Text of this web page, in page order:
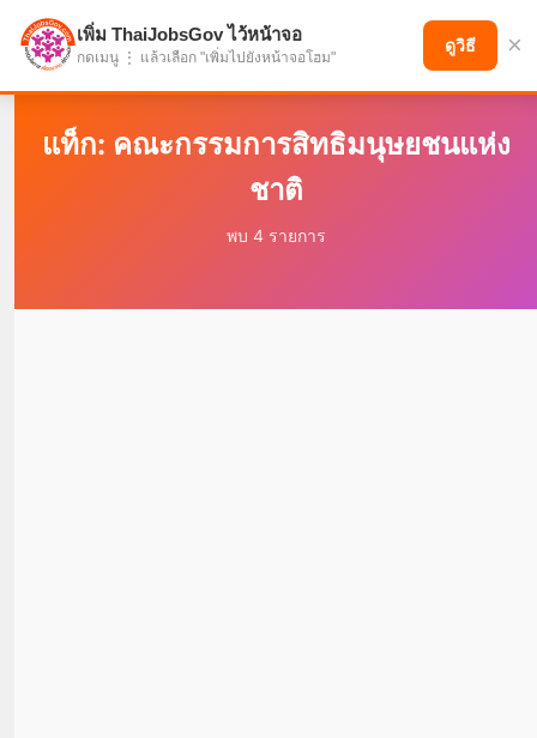
แบ่งปันโอกาส เพื่ออนาคตที่ก้าวหน้า
แท็ก: คณะกรรมการสิทธิมนุษยชนแห่ง
ชาติ
พบ 4 รายการ
เพิ่ม ThaiJobsGov ไว้หน้าจอ
กดเมนู ⋮ แล้วเลือก "เพิ่มไปยังหน้าจอโฮม"
ดูวิธี ×